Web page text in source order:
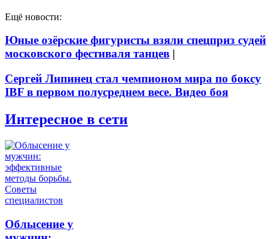
Ещё новости:
Юные озёрские фигуристы взяли спецприз судей
московского фестиваля танцев |
Сергей Липинец стал чемпионом мира по боксу
IBF в первом полусреднем весе. Видео боя
Интересное в сети
Облысение у